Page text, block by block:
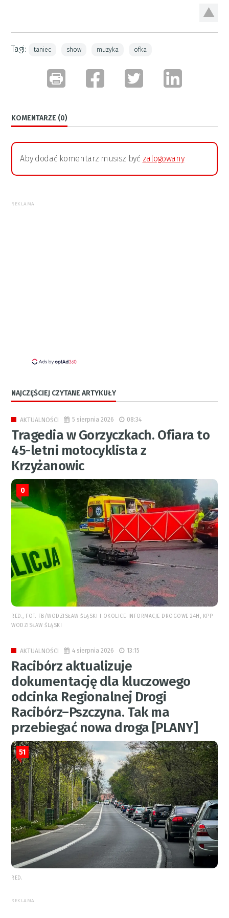
Tagi: taniec show muzyka ofka
KOMENTARZE (0)
Aby dodać komentarz musisz być zalogowany
REKLAMA
NAJCZĘŚCIEJ CZYTANE ARTYKUŁY
AKTUALNOŚCI 5 sierpnia 2026 08:34
Tragedia w Gorzyczkach. Ofiara to
45-letni motocyklista z
Krzyżanowic
0
RED., FOT. FB/WODZISŁAW ŚLĄSKI I OKOLICE-INFORMACJE DROGOWE 24H, KPP
WODZISŁAW ŚLĄSKI
AKTUALNOŚCI 4 sierpnia 2026 13:15
Racibórz aktualizuje
dokumentację dla kluczowego
odcinka Regionalnej Drogi
Racibórz–Pszczyna. Tak ma
przebiegać nowa droga [PLANY]
51
RED.
REKLAMA